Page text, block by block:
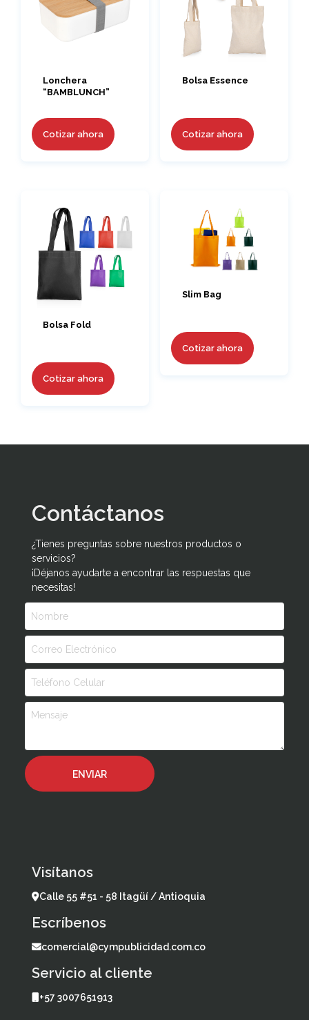
Lonchera
“BAMBLUNCH”
Cotizar ahora
Bolsa Essence
Cotizar ahora
Bolsa Fold
Cotizar ahora
Slim Bag
Cotizar ahora
Contáctanos
¿Tienes preguntas sobre nuestros productos o
servicios?
¡Déjanos ayudarte a encontrar las respuestas que
necesitas!
Visítanos
Calle 55 #51 - 58 Itagüí / Antioquia
Escríbenos
comercial@cympublicidad.com.co
Servicio al cliente
+57 3007651913